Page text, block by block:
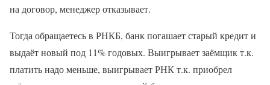
на договор, менеджер отказывает.
Тогда обращаетесь в РНКБ, банк погашает старый кредит и
выдаёт новый под 11% годовых. Выигрывает заёмщик т.к.
платить надо меньше, выигрывает РНК т.к. приобрел